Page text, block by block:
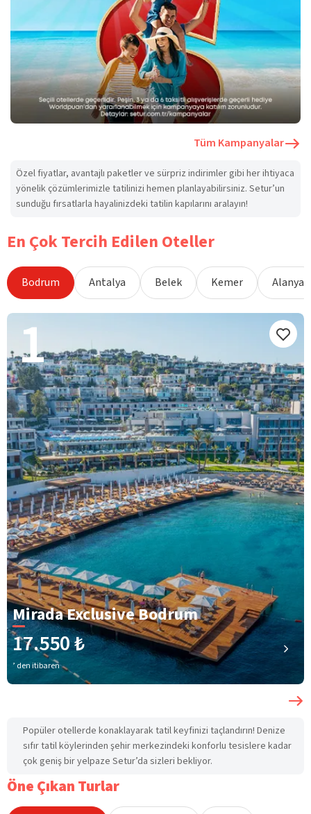
Tüm Kampanyalar
Özel fiyatlar, avantajlı paketler ve sürpriz indirimler gibi her ihtiyaca
yönelik çözümlerimizle tatilinizi hemen planlayabilirsiniz. Setur’un
sunduğu fırsatlarla hayalinizdeki tatilin kapılarını aralayın!
En Çok Tercih Edilen Oteller
Bodrum Antalya Belek Kemer Alanya
1
Mirada Exclusive Bodrum
17.550 ₺
’ den itibaren
Popüler otellerde konaklayarak tatil keyfinizi taçlandırın! Denize
sıfır tatil köylerinden şehir merkezindeki konforlu tesislere kadar
çok geniş bir yelpaze Setur’da sizleri bekliyor.
Öne Çıkan Turlar